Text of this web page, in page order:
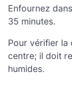
Enfournez
35 minutes.
Pour vérifier la
centre; il doit
humides.